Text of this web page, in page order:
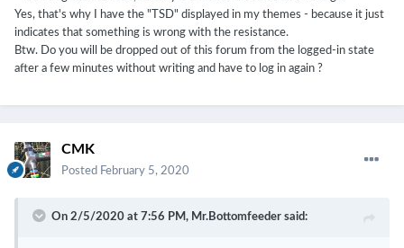
Yes, that's why I have the "TSD" displayed in my themes - because it just
indicates that something is wrong with the resistance.
Btw.
Do you will be dropped out of this forum from the logged-in state
after a few minutes without writing and have to log in again ?
CMK
Posted February 5, 2020
On 2/5/2020 at 7:56 PM, Mr.Bottomfeeder said: